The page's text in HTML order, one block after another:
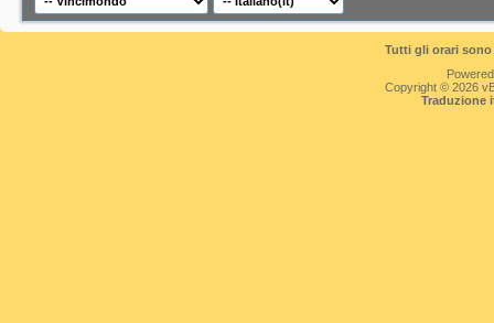
Tutti gli orari
Copyright © 2026
Traduzione